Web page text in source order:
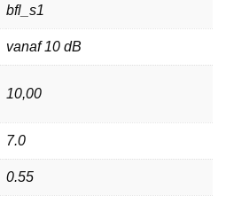
bfl_s1
vanaf 10 dB
10,00
7.0
0.55